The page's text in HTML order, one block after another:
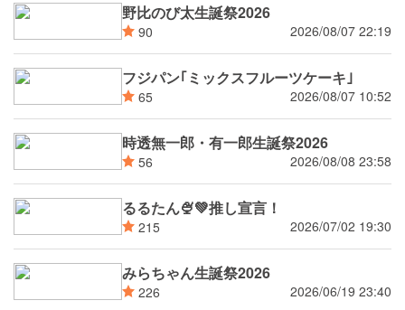
野比のび太生誕祭2026
90 2026/08/07 22:19
フジパン｢ミックスフルーツケーキ｣
65 2026/08/07 10:52
時透無一郎・有一郎生誕祭2026
56 2026/08/08 23:58
るるたん🍨‪💚推し宣言！
215 2026/07/02 19:30
みらちゃん生誕祭2026
226 2026/06/19 23:40